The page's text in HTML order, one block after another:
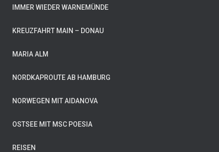
IMMER WIEDER WARNEMÜNDE
KREUZFAHRT MAIN – DONAU
MARIA ALM
NORDKAPROUTE AB HAMBURG
NORWEGEN MIT AIDANOVA
OSTSEE MIT MSC POESIA
REISEN